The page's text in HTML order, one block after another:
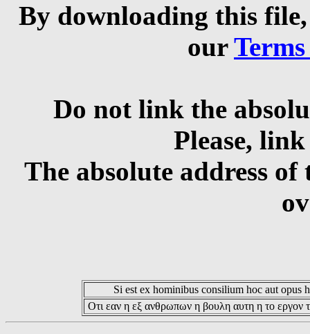
By downloading this
our
Do not link the
Please,
The absolute address
Si est ex hominibus consilium hoc aut opus
Οτι εαν η εξ ανθρωπων η βουλη αυτη η το εργον